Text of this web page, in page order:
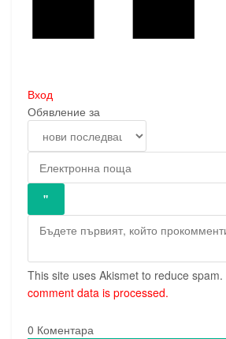
Вход
Обявление за
This site uses Akismet to reduce spam.
comment data is processed.
0 Коментара